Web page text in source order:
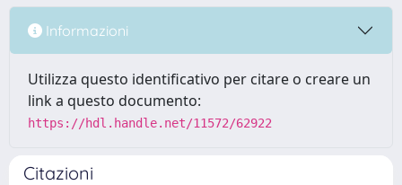
Informazioni
Utilizza questo identificativo per citare o creare un
link a questo documento:
https://hdl.handle.net/11572/62922
Citazioni